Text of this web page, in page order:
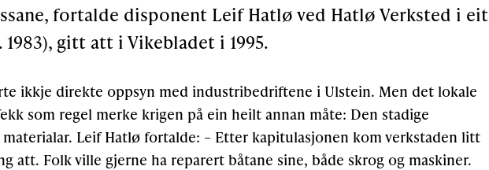
fortalde disponent Leif Hatlø ved Hatlø Verksted i eit
gitt att i Vikebladet i 1995.
ikkje direkte oppsyn med industribedriftene i Ulstein. Men det lokale
som regel merke krigen på ein heilt annan måte: Den stadige
materialar. Leif Hatlø fortalde: – Etter kapitulasjonen kom verkstaden litt
att. Folk ville gjerne ha reparert båtane sine, både skrog og maskiner.